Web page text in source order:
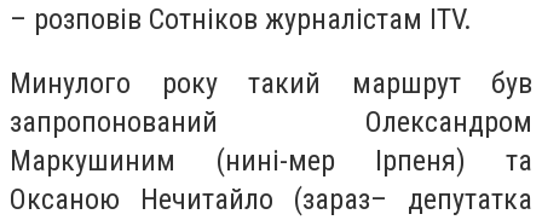
– розповів Сотніков журналістам ITV.
Минулого року такий маршрут був
запропонований Олександром
Маркушиним (нині-мер Ірпеня) та
Оксаною Нечитайло (зараз– депутатка